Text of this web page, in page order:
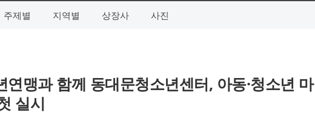
주제별 지역별 상장사 사진
맹과 함께 동대문청소년센터, 아동·청소년
실시